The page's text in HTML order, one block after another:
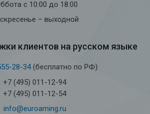
с 10:00 до 18:00
– выходной
кли­ен­тов на рус­ском языке
28-34(бесплатно по РФ)
+7 (495) 011-12-94
+7 (495) 011-12-54
info@euroaming.ru